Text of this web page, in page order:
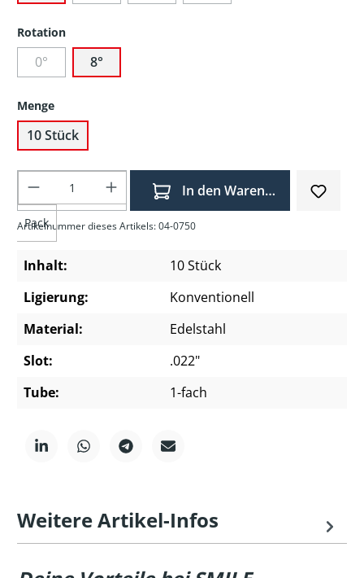
Rotation
0° 8°
Menge
10 Stück
Produkt Anzahl: Gib den gewünschten
Pack
In den Warenkorb
Artikelnummer dieses Artikels: 04-0750
Inhalt:
10 Stück
Ligierung:
Konventionell
Material:
Edelstahl
Slot:
.022"
Tube:
1-fach
Weitere Artikel-Infos